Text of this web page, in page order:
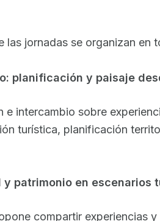
las jornadas se organizan en
planificación y paisaje
e intercambio sobre
turística, planificación
patrimonio en escenarios
compartir experiencias